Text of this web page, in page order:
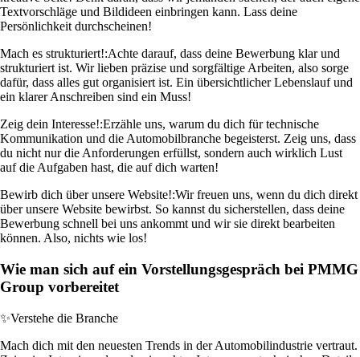
Textvorschläge und Bildideen einbringen kann. Lass deine
Persönlichkeit durchscheinen!
Mach es strukturiert!:Achte darauf, dass deine Bewerbung klar und
strukturiert ist. Wir lieben präzise und sorgfältige Arbeiten, also sorge
dafür, dass alles gut organisiert ist. Ein übersichtlicher Lebenslauf und
ein klarer Anschreiben sind ein Muss!
Zeig dein Interesse!:Erzähle uns, warum du dich für technische
Kommunikation und die Automobilbranche begeisterst. Zeig uns, dass
du nicht nur die Anforderungen erfüllst, sondern auch wirklich Lust
auf die Aufgaben hast, die auf dich warten!
Bewirb dich über unsere Website!:Wir freuen uns, wenn du dich direkt
über unsere Website bewirbst. So kannst du sicherstellen, dass deine
Bewerbung schnell bei uns ankommt und wir sie direkt bearbeiten
können. Also, nichts wie los!
Wie man sich auf ein Vorstellungsgespräch bei PMMG
Group vorbereitet
✨Verstehe die Branche
Mach dich mit den neuesten Trends in der Automobilindustrie vertraut.